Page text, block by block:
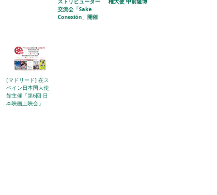
交流会「Sake
Conexión」開催
[マドリード] 在ス
ペイン日本国大使
館主催『第6回 日
本映画上映会』